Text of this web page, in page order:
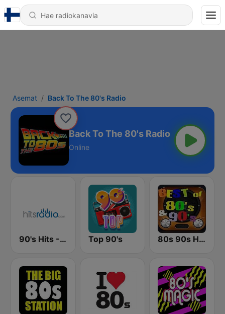
Asemat Back To The 80's Radio
Back To The 80's Radio
Online
90's Hits - Hits Radio Top 90's 80s 90s Hits Radio